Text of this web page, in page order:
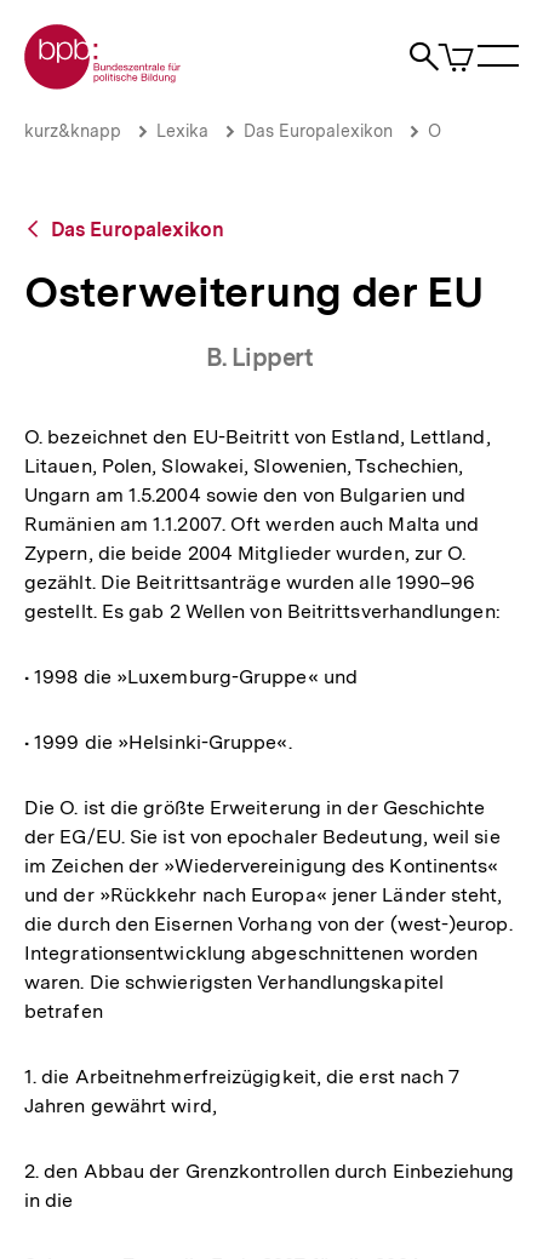
zum
Seiteninhalt
springen
Zur Startseite der bpb
Suche
Artikel
im
Osterweiterung
bpb.de
Brotkrümelnavigation
Pfadnavigation
kurz&knapp Lexika Das Europalexikon O
Zurück
Übersicht
Das Europalexikon
Osterweiterung der EU
B. Lippert
O. bezeichnet den EU-Beitritt von Estland, Lettland,
Litauen, Polen, Slowakei, Slowenien, Tschechien,
Ungarn am 1.5.2004 sowie den von Bulgarien und
Rumänien am 1.1.2007. Oft werden auch Malta und
Zypern, die beide 2004 Mitglieder wurden, zur O.
gezählt. Die Beitrittsanträge wurden alle 1990–96
gestellt. Es gab 2 Wellen von Beitrittsverhandlungen:
• 1998 die »Luxemburg-Gruppe« und
• 1999 die »Helsinki-Gruppe«.
Die O. ist die größte Erweiterung in der Geschichte
der EG/EU. Sie ist von epochaler Bedeutung, weil sie
im Zeichen der »Wiedervereinigung des Kontinents«
und der »Rückkehr nach Europa« jener Länder steht,
die durch den Eisernen Vorhang von der (west-)europ.
Integrationsentwicklung abgeschnittenen worden
waren. Die schwierigsten Verhandlungskapitel
betrafen
1. die Arbeitnehmerfreizügigkeit, die erst nach 7
Jahren gewährt wird,
2. den Abbau der Grenzkontrollen durch Einbeziehung
in die